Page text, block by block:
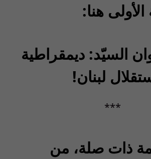
الأولى هنا:
السيّد: ديمقراطية
لبنان!
***
ذات صلة، من